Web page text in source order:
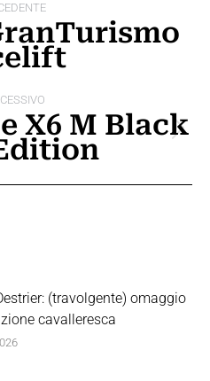
Post
precedente:
Prossimo
post:
X6 M Black
(travolgente) omaggio
cavalleresca